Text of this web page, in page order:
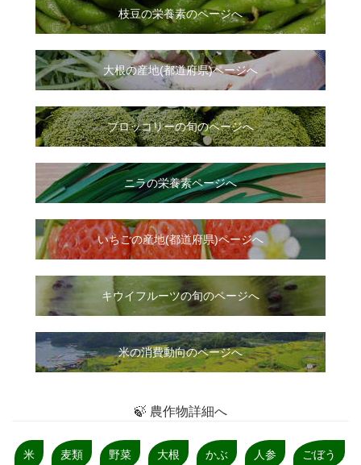
枝豆の栄養素のページへ
大根の産地(都道府県)ページへ
ブロッコリーの旬のページへ
ニラの栄養素ページへ
いちごの産地(都道府県)ページへ
キウイフルーツの旬のページへ
米の消費動向のページへ
🍃 農作物詳細へ
米 麦類 野菜 大根 かぶ 人参 ごぼう